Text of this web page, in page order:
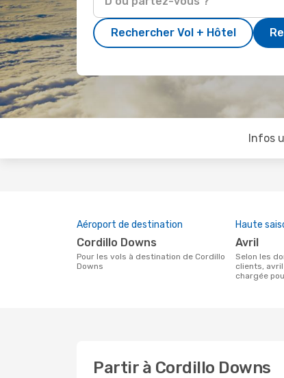
Rechercher Vol + Hôtel
Infos
Aéroport de destination
Cordillo Downs
Pour les vols à destination de Cordillo
Downs
Haute
avril
Selon les données de recherche de nos
clients,
chargée
Partir à Cordillo Downs